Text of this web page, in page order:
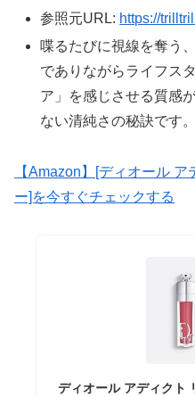
参照元URL: https://
喋るたびに視線を奪う
でありながらライフス
ア」を感じさせる質感
ない清純さの秘訣です。
【Amazon】[ディオール
ー]を今すぐチェックする
ディオール アディクト